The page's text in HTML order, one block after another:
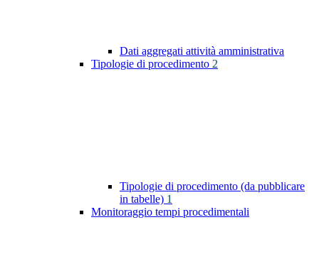
Dati aggregati attività amministrativa
Tipologie di procedimento 2
Tipologie di procedimento (da pubblicare
in tabelle) 1
Monitoraggio tempi procedimentali